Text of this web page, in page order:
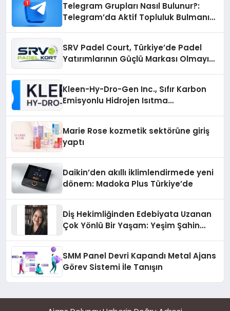
Telegram Grupları Nasıl Bulunur?:
Telegram’da Aktif Topluluk Bulmanın
SRV Padel Court, Türkiye’de Padel
Yatırımlarının Güçlü Markası Olmayı
Kleen-Hy-Dro-Gen Inc., Sıfır Karbon
Emisyonlu Hidrojen Isıtma
Marie Rose kozmetik sektörüne giriş
yaptı
Daikin’den akıllı iklimlendirmede yeni
dönem: Madoka Plus Türkiye’de
Diş Hekimliğinden Edebiyata Uzanan
Çok Yönlü Bir Yaşam: Yeşim Şahin
SMM Panel Devri Kapandı Metal Ajans
Görev Sistemi İle Tanışın